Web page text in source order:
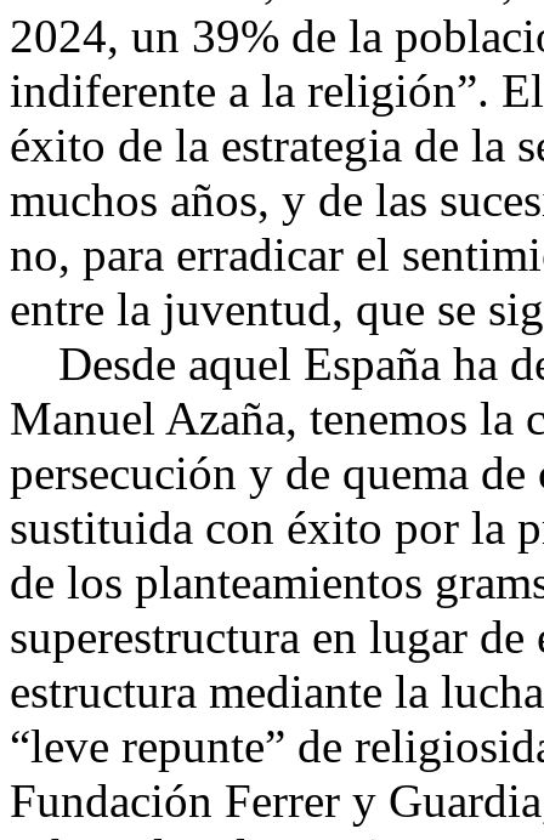
2024, un 39% de la
indiferente a la religión”.
éxito de la estrategia de la
muchos años, y de las
no, para erradicar el
entre la juventud, que se
Desde aquel España ha
Manuel Azaña, tenemos la
persecución y de quema
sustituida con éxito por la
de los planteamientos
superestructura en lugar
estructura mediante la
“leve repunte” de
Fundación Ferrer y